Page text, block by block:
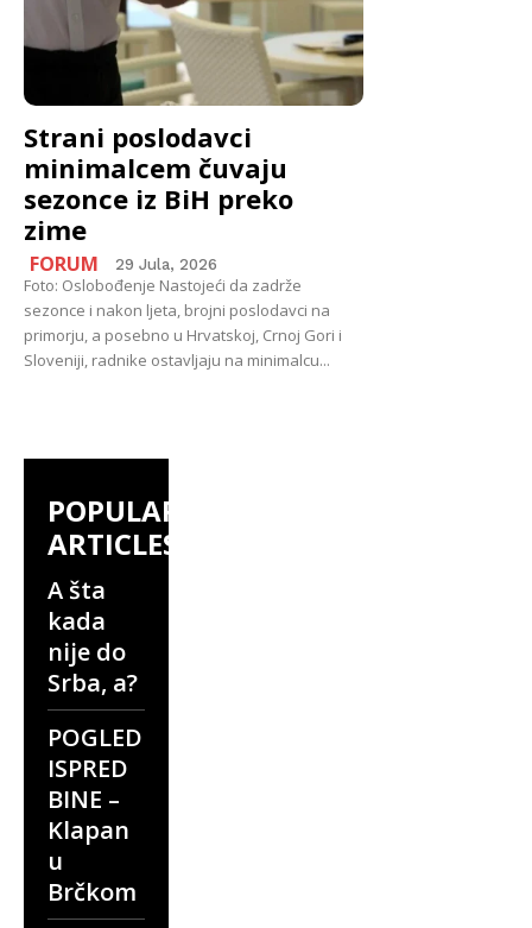
Strani poslodavci
minimalcem čuvaju
sezonce iz BiH preko
zime
FORUM 29 Jula, 2026
Foto: Oslobođenje Nastojeći da zadrže
sezonce i nakon ljeta, brojni poslodavci na
primorju, a posebno u Hrvatskoj, Crnoj Gori i
Sloveniji, radnike ostavljaju na minimalcu...
POPULAR
ARTICLES
A šta
kada
nije do
Srba, a?
POGLED
ISPRED
BINE –
Klapan
u
Brčkom